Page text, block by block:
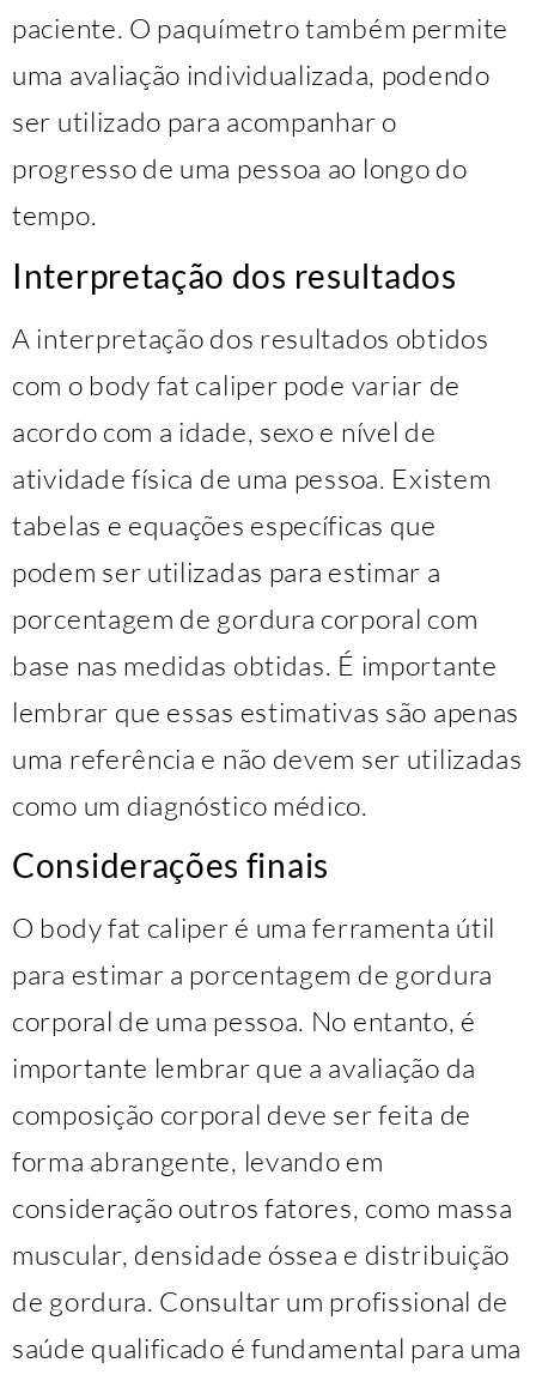
paciente. O paquímetro também permite
uma avaliação individualizada, podendo
ser utilizado para acompanhar o
progresso de uma pessoa ao longo do
tempo.
Interpretação dos resultados
A interpretação dos resultados obtidos
com o body fat caliper pode variar de
acordo com a idade, sexo e nível de
atividade física de uma pessoa. Existem
tabelas e equações específicas que
podem ser utilizadas para estimar a
porcentagem de gordura corporal com
base nas medidas obtidas. É importante
lembrar que essas estimativas são apenas
uma referência e não devem ser utilizadas
como um diagnóstico médico.
Considerações finais
O body fat caliper é uma ferramenta útil
para estimar a porcentagem de gordura
corporal de uma pessoa. No entanto, é
importante lembrar que a avaliação da
composição corporal deve ser feita de
forma abrangente, levando em
consideração outros fatores, como massa
muscular, densidade óssea e distribuição
de gordura. Consultar um profissional de
saúde qualificado é fundamental para uma